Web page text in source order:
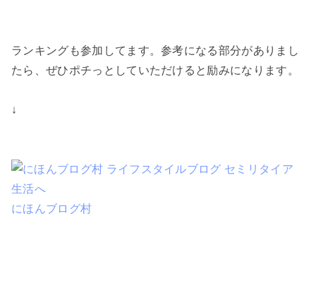
ランキングも参加してます。参考になる部分がありまし
たら、ぜひポチっとしていただけると励みになります。
↓
にほんブログ村